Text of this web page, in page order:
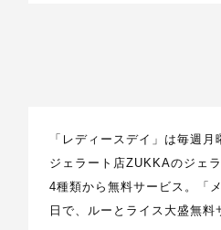
「レディースデイ」は毎週
ジェラート店ZUKKAのジェ
4種類から無料サービス。「
日で、ルーとライス大盛無料